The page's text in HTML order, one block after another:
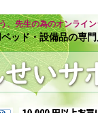
、先生の為のオンライ
ッド・設備品の専